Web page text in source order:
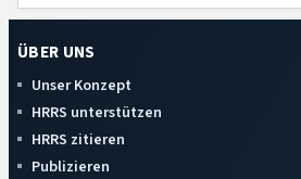
ÜBER UNS
Unser Konzept
HRRS unterstützen
HRRS zitieren
Publizieren